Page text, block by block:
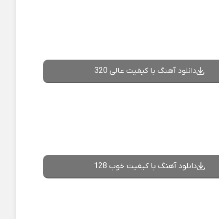
دانلود آهنگ با کیفیت عالی 320
دانلود آهنگ با کیفیت خوب 128